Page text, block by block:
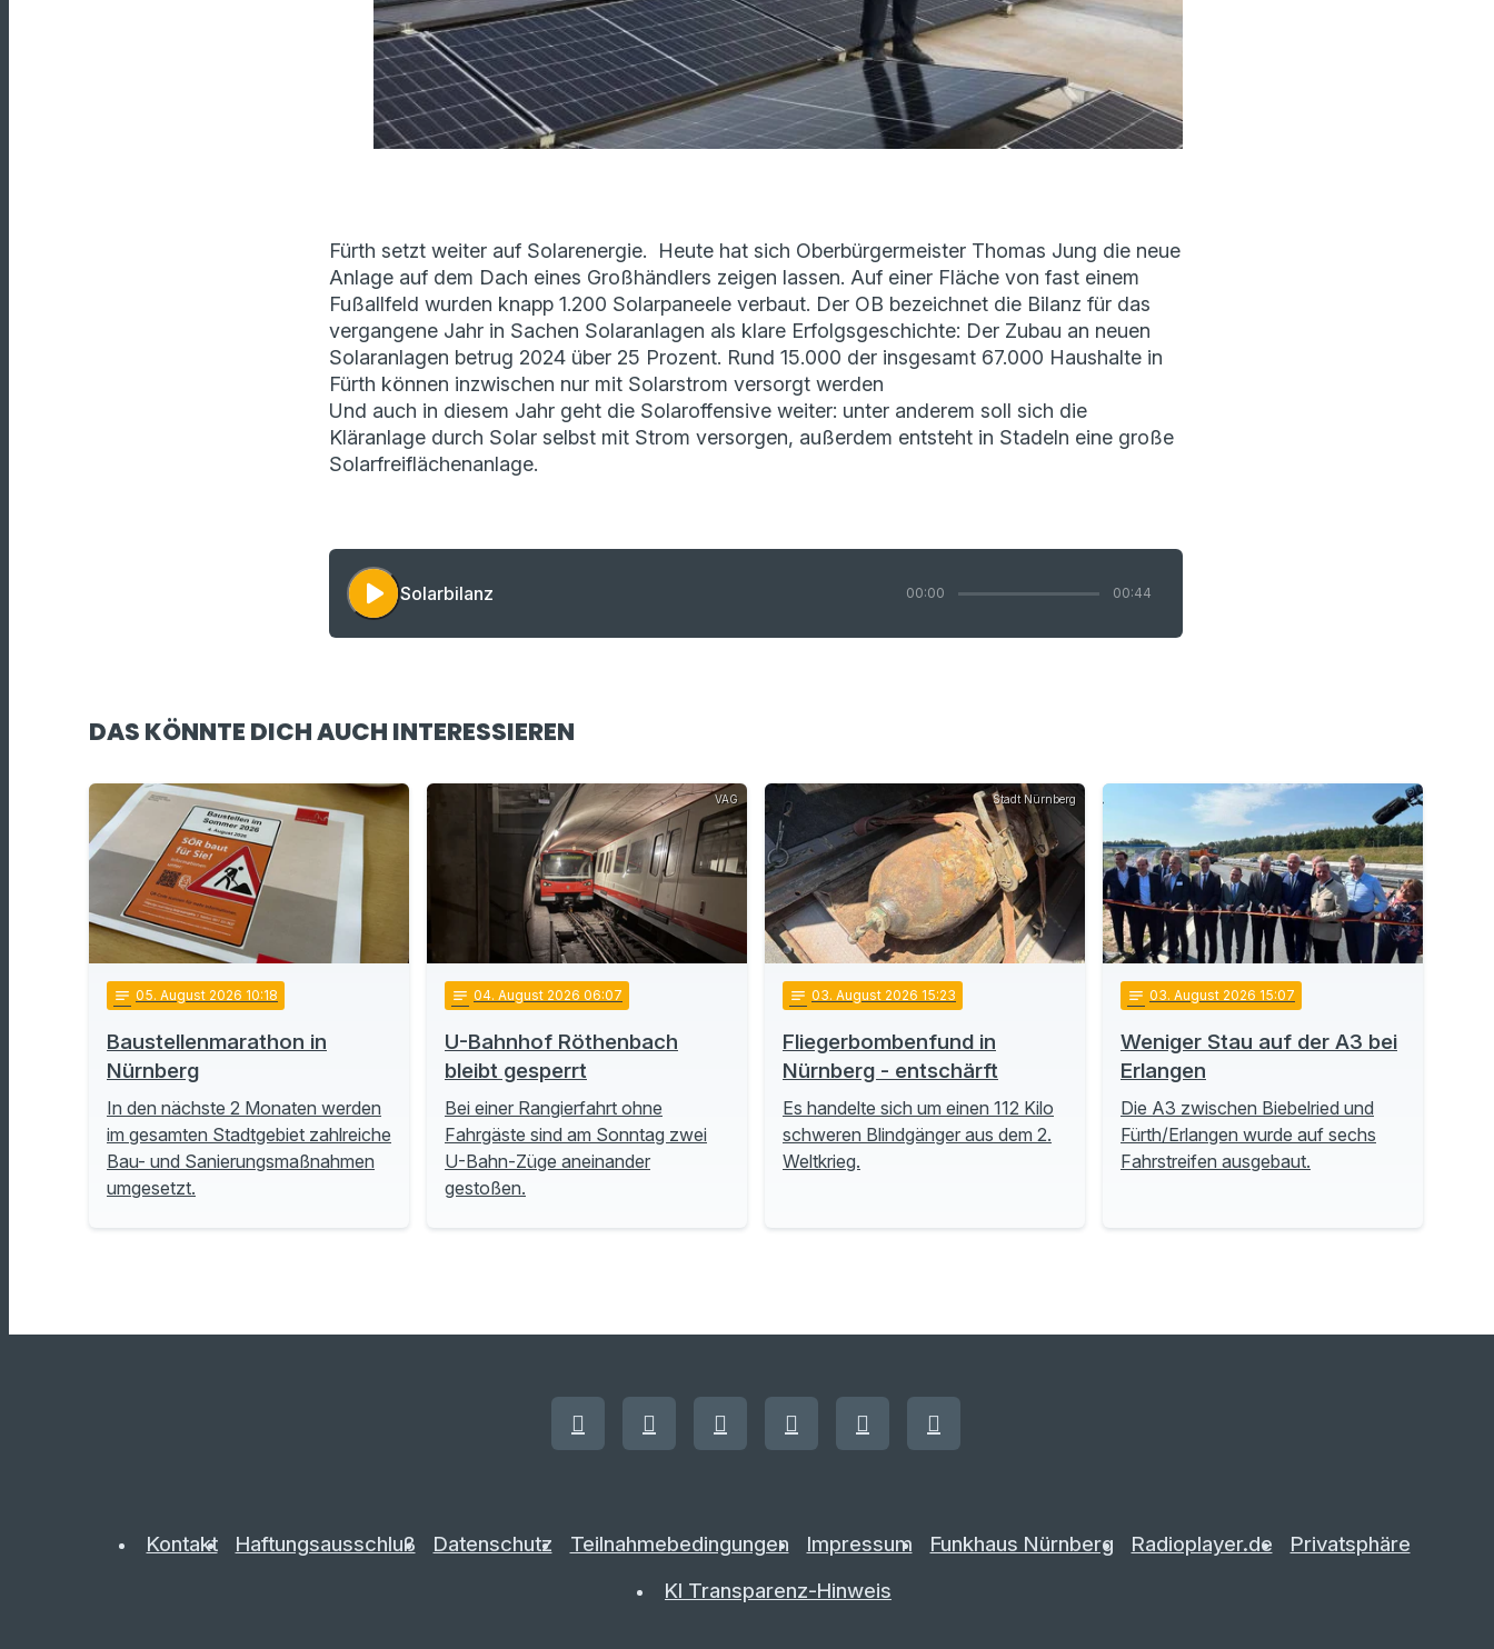
Fürth setzt weiter auf Solarenergie. Heute hat sich Oberbürgermeister Thomas Jung die neue
Anlage auf dem Dach eines Großhändlers zeigen lassen. Auf einer Fläche von fast einem
Fußallfeld wurden knapp 1.200 Solarpaneele verbaut. Der OB bezeichnet die Bilanz für das
vergangene Jahr in Sachen Solaranlagen als klare Erfolgsgeschichte: Der Zubau an neuen
Solaranlagen betrug 2024 über 25 Prozent. Rund 15.000 der insgesamt 67.000 Haushalte in
Fürth können inzwischen nur mit Solarstrom versorgt werden
Und auch in diesem Jahr geht die Solaroffensive weiter: unter anderem soll sich die
Kläranlage durch Solar selbst mit Strom versorgen, außerdem entsteht in Stadeln eine große
Solarfreiflächenanlage.
play_arrow Solarbilanz 00:00 00:44
DAS KÖNNTE DICH AUCH INTERESSIEREN
notes 05. August 2026 10:18
Baustellenmarathon in
Nürnberg
In den nächste 2 Monaten werden
im gesamten Stadtgebiet zahlreiche
Bau- und Sanierungsmaßnahmen
umgesetzt.
VAG
notes 04. August 2026 06:07
U-Bahnhof Röthenbach
bleibt gesperrt
Bei einer Rangierfahrt ohne
Fahrgäste sind am Sonntag zwei
U-Bahn-Züge aneinander
gestoßen.
Stadt Nürnberg
notes 03. August 2026 15:23
Fliegerbombenfund in
Nürnberg - entschärft
Es handelte sich um einen 112 Kilo
schweren Blindgänger aus dem 2.
Weltkrieg.
notes 03. August 2026 15:07
Weniger Stau auf der A3 bei
Erlangen
Die A3 zwischen Biebelried und
Fürth/Erlangen wurde auf sechs
Fahrstreifen ausgebaut.
Kontakt Haftungsausschluß Datenschutz Teilnahmebedingungen Impressum Funkhaus Nürnberg Radioplayer.de
Privatsphäre
KI Transparenz-Hinweis